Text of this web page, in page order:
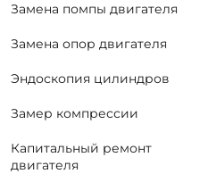
Замена помпы двигателя
Замена опор двигателя
Эндоскопия цилиндров
Замер компрессии
Капитальный ремонт
двигателя